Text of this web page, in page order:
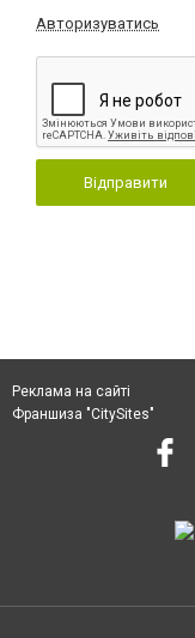
Авторизуватись
Відправити
Реклама на сайті
Франшиза "CitySites"